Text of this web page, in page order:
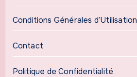
Conditions Générales d’Utilisation
Contact
Politique de Confidentialité